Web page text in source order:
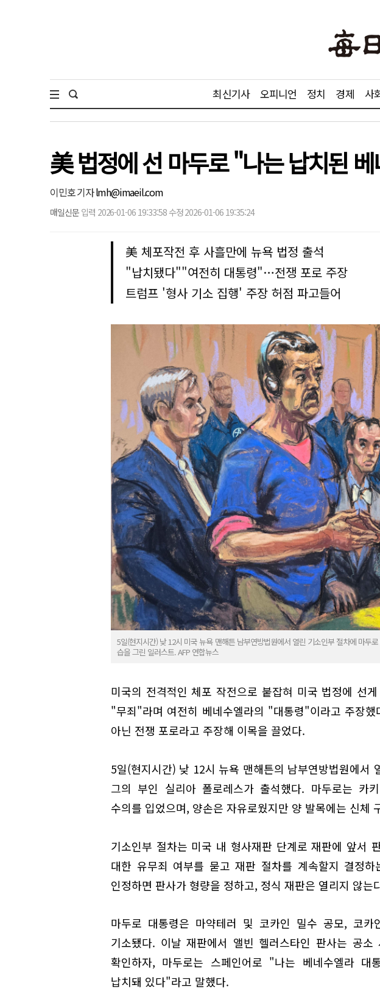
최신기사 오피니언 정치 경제 사
美 법정에 선 마두로 "나는 납치된
이민호 기자lmh@imaeil.com
매일신문 입력 2026-01-06 19:33:58 수정 2026-01-06 19:35:24
美 체포작전 후 사흘만에 뉴욕 법정 출석
"납치됐다""여전히 대통령"…전쟁 포로 주장
트럼프 '형사 기소 집행' 주장 허점 파고들어
5일(현지시간) 낮 12시 미국 뉴욕 맨해튼 남부연방법원에서 열린 기소인부 절차에 마두
습을 그린 일러스트. AFP 연합뉴스
미국의 전격적인 체포 작전으로 붙잡혀 미국 법정에 선
"무죄"라며 여전히 베네수엘라의 "대통령"이라고 주장했
아닌 전쟁 포로라고 주장해 이목을 끌었다.
5일(현지시간) 낮 12시 뉴욕 맨해튼의 남부연방법원에서
그의 부인 실리아 폴로레스가 출석했다. 마두로는 카
수의를 입었으며, 양손은 자유로웠지만 양 발목에는 신체
기소인부 절차는 미국 내 형사재판 단계로 재판에 앞서
대한 유무죄 여부를 묻고 재판 절차를 계속할지 결정
인정하면 판사가 형량을 정하고, 정식 재판은 열리지 않는
마두로 대통령은 마약테러 및 코카인 밀수 공모, 코
기소됐다. 이날 재판에서 앨빈 헬러스타인 판사는 공
확인하자, 마두로는 스페인어로 "나는 베네수엘라 대
납치돼 있다"라고 말했다.